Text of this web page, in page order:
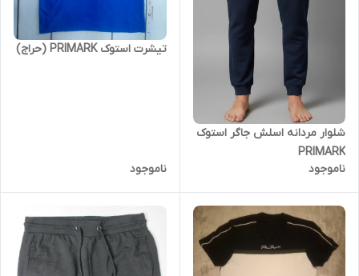
شلوار مردانه اسلش جاگر استوک
PRIMARK
ناموجود
تیشرت استوک PRIMARK (حراج)
ناموجود